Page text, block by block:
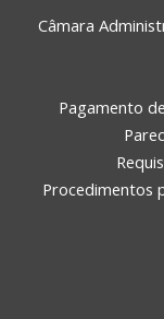
Câmara
Pagamento
Procedimentos